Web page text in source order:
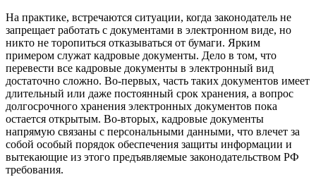
На практике, встречаются ситуации, когда законодатель не
запрещает работать с документами в электронном виде, но
никто не торопиться отказываться от бумаги. Ярким
примером служат кадровые документы. Дело в том, что
перевести все кадровые документы в электронный вид
достаточно сложно. Во-первых, часть таких документов имеет
длительный или даже постоянный срок хранения, а вопрос
долгосрочного хранения электронных документов пока
остается открытым. Во-вторых, кадровые документы
напрямую связаны с персональными данными, что влечет за
собой особый порядок обеспечения защиты информации и
вытекающие из этого предъявляемые законодательством РФ
требования.